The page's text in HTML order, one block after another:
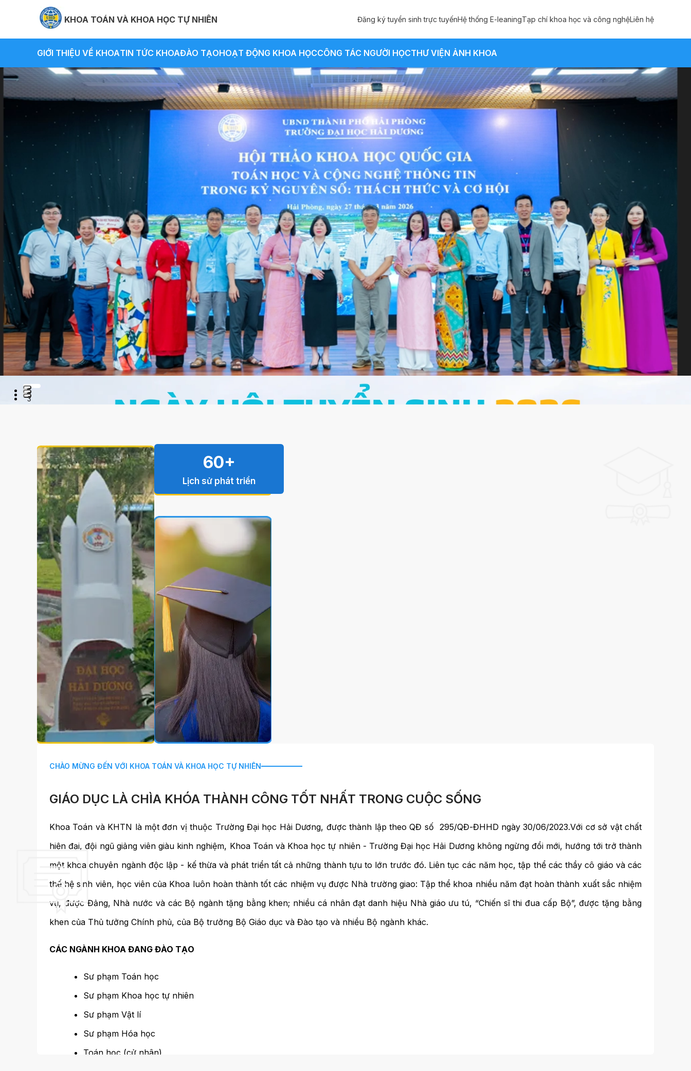
KHOA TOÁN VÀ KHOA HỌC TỰ NHIÊN Đăng ký tuyển sinh trực tuyếnHệ thống E-leaningTạp chí khoa học và công nghệLiên hệ
GIỚI THIỆU VỀ KHOATIN TỨC KHOAĐÀO TẠOHOẠT ĐỘNG KHOA HỌCCÔNG TÁC NGƯỜI HỌCTHƯ VIỆN ẢNH KHOA
Preview
1
2
3
60+
Lịch sử phát triển
CHÀO MỪNG ĐẾN VỚI KHOA TOÁN VÀ KHOA HỌC TỰ NHIÊN
GIÁO DỤC LÀ CHÌA KHÓA THÀNH CÔNG TỐT NHẤT TRONG CUỘC SỐNG
Khoa Toán và KHTN là một đơn vị thuộc Trường Đại học Hải Dương, được thành lập theo QĐ số 295/QĐ-ĐHHD ngày 30/06/2023.Với cơ sở vật chất
hiện đại, đội ngũ giảng viên giàu kinh nghiệm, Khoa Toán và Khoa học tự nhiên - Trường Đại học Hải Dương không ngừng đổi mới, hướng tới trở thành
một khoa chuyên ngành độc lập - kế thừa và phát triển tất cả những thành tựu to lớn trước đó. Liên tục các năm học, tập thể các thầy cô giáo và các
thế hệ sinh viên, học viên của Khoa luôn hoàn thành tốt các nhiệm vụ được Nhà trường giao: Tập thể khoa nhiều năm đạt hoàn thành xuất sắc nhiệm
vụ, được Đảng, Nhà nước và các Bộ ngành tặng bằng khen; nhiều cá nhân đạt danh hiệu Nhà giáo ưu tú, “Chiến sĩ thi đua cấp Bộ”, được tặng bằng
khen của Thủ tưởng Chính phủ, của Bộ trưởng Bộ Giáo dục và Đào tạo và nhiều Bộ ngành khác.
CÁC NGÀNH KHOA ĐANG ĐÀO TẠO
Sư phạm Toán học
Sư phạm Khoa học tự nhiên
Sư phạm Vật lí
Sư phạm Hóa học
Toán học (cử nhân)